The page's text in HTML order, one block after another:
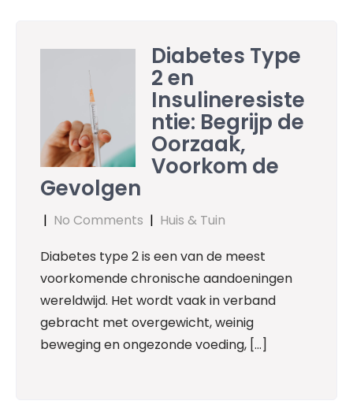
Diabetes Type
2 en
Insulineresiste
ntie: Begrijp de
Oorzaak,
Voorkom de
Gevolgen
| No Comments | Huis & Tuin
Diabetes type 2 is een van de meest
voorkomende chronische aandoeningen
wereldwijd. Het wordt vaak in verband
gebracht met overgewicht, weinig
beweging en ongezonde voeding, […]